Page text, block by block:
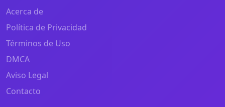
Acerca de
Política de Privacidad
Términos de Uso
DMCA
Aviso Legal
Contacto